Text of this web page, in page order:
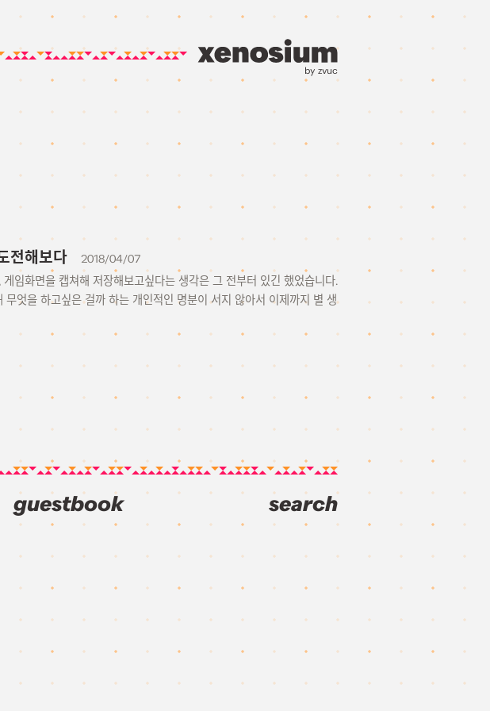
by zvuc
전해보다
2018/04/07
임화면을 캡쳐해 저장해보고싶다는 생각은 그 전부터 있긴 했었습니다.
엇을 하고싶은 걸까 하는 개인적인 명분이 서지 않아서 이제까지 별 생
guestbook search